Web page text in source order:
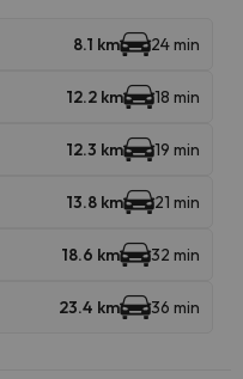
8.1 km 24 min
12.2 km 18 min
12.3 km 19 min
13.8 km 21 min
18.6 km 32 min
23.4 km 36 min